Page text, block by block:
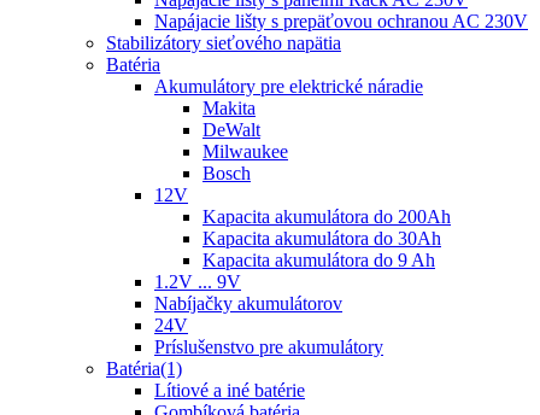
Napájacie lišty s prepäťovou ochranou AC 230V
Stabilizátory sieťového napätia
Batéria
Akumulátory pre elektrické náradie
Makita
DeWalt
Milwaukee
Bosch
12V
Kapacita akumulátora do 200Ah
Kapacita akumulátora do 30Ah
Kapacita akumulátora do 9 Ah
1.2V ... 9V
Nabíjačky akumulátorov
24V
Príslušenstvo pre akumulátory
Batéria(1)
Lítiové a iné batérie